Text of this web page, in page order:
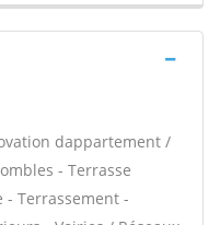
dappartement /
- Terrasse
Terrassement -